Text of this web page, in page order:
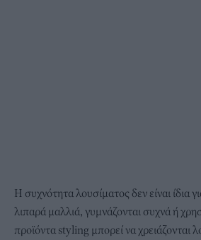
Η συχνότητα λουσίματος δεν είναι ίδια
λιπαρά μαλλιά, γυμνάζονται συχνά ή
προϊόντα styling μπορεί να χρειάζονται